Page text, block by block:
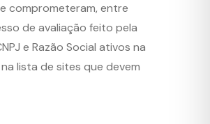
comprometeram, entre
de avaliação feito pela
e Razão Social ativos na
lista de sites que devem